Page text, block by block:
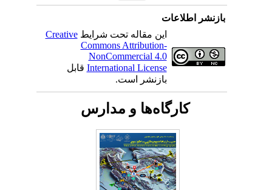
بازنشر اطلاعات
این مقاله تحت شرایطCreative
Commons Attribution-
NonCommercial 4.0
International Licenseقابل
بازنشر است.
کارگاه‌ها و مدارس